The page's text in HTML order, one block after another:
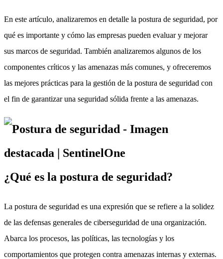
En este artículo, analizaremos en detalle la postura de seguridad, por
qué es importante y cómo las empresas pueden evaluar y mejorar
sus marcos de seguridad. También analizaremos algunos de los
componentes críticos y las amenazas más comunes, y ofreceremos
las mejores prácticas para la gestión de la postura de seguridad con
el fin de garantizar una seguridad sólida frente a las amenazas.
¿Qué es la postura de seguridad?
La postura de seguridad es una expresión que se refiere a la solidez
de las defensas generales de ciberseguridad de una organización.
Abarca los procesos, las políticas, las tecnologías y los
comportamientos que protegen contra amenazas internas y externas.